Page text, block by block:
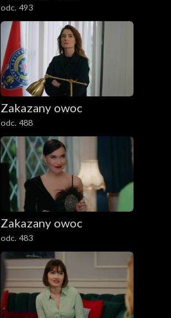
odc. 493
Zakazany owoc
odc. 488
Zakazany owoc
odc. 483